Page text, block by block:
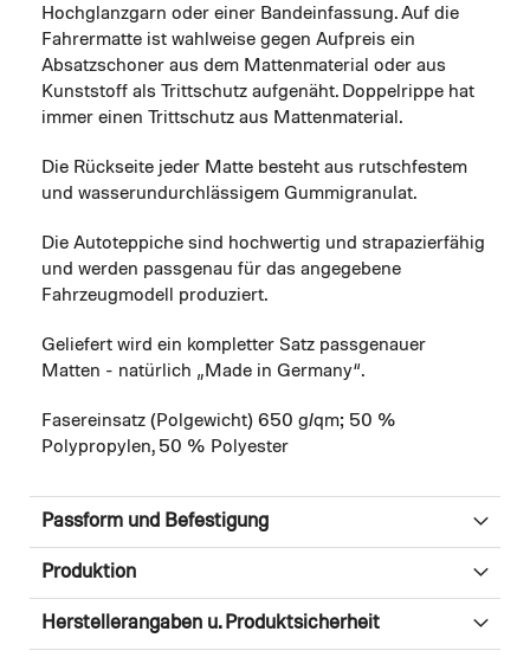
Hochglanzgarn oder einer Bandeinfassung. Auf die
Fahrermatte ist wahlweise gegen Aufpreis ein
Absatzschoner aus dem Mattenmaterial oder aus
Kunststoff als Trittschutz aufgenäht. Doppelrippe hat
immer einen Trittschutz aus Mattenmaterial.
Die Rückseite jeder Matte besteht aus rutschfestem
und wasserundurchlässigem Gummigranulat.
Die Autoteppiche sind hochwertig und strapazierfähig
und werden passgenau für das angegebene
Fahrzeugmodell produziert.
Geliefert wird ein kompletter Satz passgenauer
Matten - natürlich „Made in Germany“.
Fasereinsatz (Polgewicht) 650 g/qm; 50 %
Polypropylen, 50 % Polyester
Passform und Befestigung
Produktion
Herstellerangaben u. Produktsicherheit